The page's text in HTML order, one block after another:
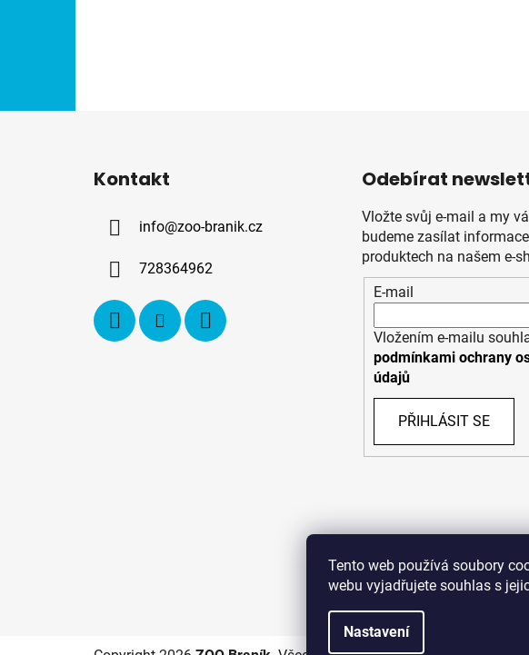
Tento web používá soubory
webu vyjadřujete souhlas s
Nastavení
Kontakt
info@zoo-branik.cz
728364962
Odebírat
Vložte svůj e-mail a my
budeme zasílat
produktech na našem e-
E-mail
Vložením e-mailu
podmínkami ochrany
údajů
PŘIHLÁSIT SE
Copyright (c) 2011 -